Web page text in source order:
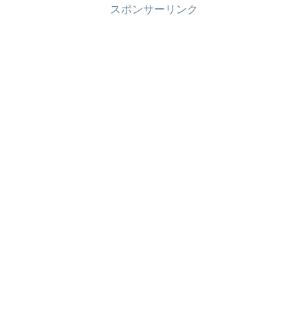
スポンサーリンク